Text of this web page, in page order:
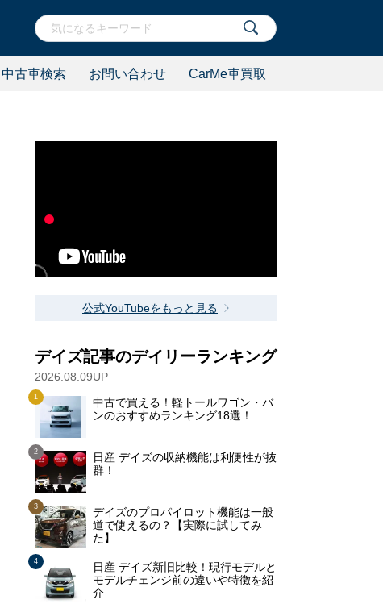
中古車検索 お問い合わせ CarMe車買取
公式YouTubeをもっと見る
デイズ記事のデイリーランキング
2026.08.09UP
中古で買える！軽トールワゴン・バ
ンのおすすめランキング18選！
日産 デイズの収納機能は利便性が抜
群！
デイズのプロパイロット機能は一般
道で使えるの？【実際に試してみ
た】
日産 デイズ新旧比較！現行モデルと
モデルチェンジ前の違いや特徴を紹
介